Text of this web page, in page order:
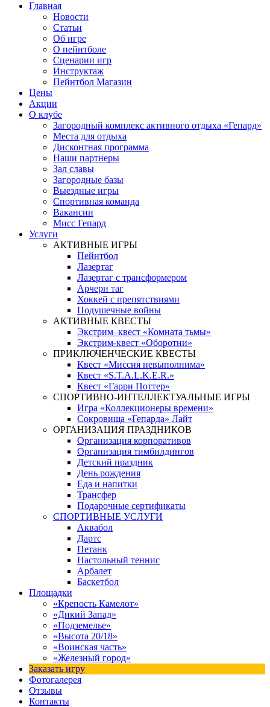
Главная
Новости
Статьи
Об игре
О пейнтболе
Сценарии игр
Инструктаж
Пейнтбол Магазин
Цены
Акции
О клубе
Загородный комплекс активного отдыха «Гепард»
Места для отдыха
Дисконтная программа
Наши партнеры
Зал славы
Загородные базы
Выездные игры
Спортивная команда
Вакансии
Мисс Гепард
Услуги
АКТИВНЫЕ ИГРЫ
Пейнтбол
Лазертаг
Лазертаг с трансформером
Арчери таг
Хоккей с препятствиями
Подушечные войны
АКТИВНЫЕ КВЕСТЫ
Экстрим–квест «Комната тьмы»
Экстрим-квест «Оборотни»
ПРИКЛЮЧЕНЧЕСКИЕ КВЕСТЫ
Квест «Миссия невыполнима»
Квест «S.T.A.L.K.E.R.»
Квест «Гарри Поттер»
СПОРТИВНО-ИНТЕЛЛЕКТУАЛЬНЫЕ ИГРЫ
Игра «Коллекционеры времени»
Сокровища «Гепарда» Лайт
ОРГАНИЗАЦИЯ ПРАЗДНИКОВ
Организация корпоративов
Организация тимбилдингов
Детский праздник
День рождения
Еда и напитки
Трансфер
Подарочные сертификаты
СПОРТИВНЫЕ УСЛУГИ
Аквабол
Дартс
Петанк
Настольный теннис
Арбалет
Баскетбол
Площадки
«Крепость Камелот»
«Дикий Запад»
«Подземелье»
«Высота 20/18»
«Воинская часть»
«Железный город»
Заказать игру
Фотогалерея
Отзывы
Контакты